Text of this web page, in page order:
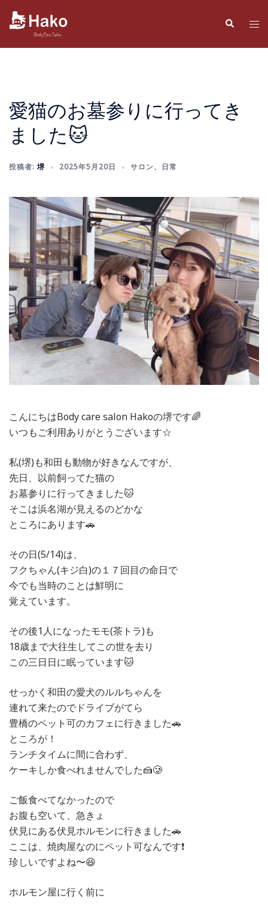
検
索
ト
愛猫のお墓参りに行ってき
ました🐱
投稿者: 堺 2025年5月20日 サロン、 日常
こんにちはBody care salon Hakoの堺です🌈
いつもご利用ありがとうございます☆
私(堺)も和田も動物が好きなんですが、
先日、以前飼ってた猫の
お墓参りに行ってきました🐱
そこは浜名湖が見えるのどかな
ところにあります🚗
その日(5/14)は、
フクちゃん(キジ白)の１７回目の命日で
今でも当時のことは鮮明に
覚えています。
その後1人になったモモ(茶トラ)も
18歳まで大往生してこの世を去り
この三日日に眠っています🐱
せっかく和田の愛犬のルルちゃんを
連れて来たのでドライブがてら
豊橋のペット可のカフェに行きました🚗
ところが！
ランチタイムに間に合わず、
ケーキしか食べれませんでした🍰🥲
ご飯食べてなかったので
お腹も空いて、急きょ
伏見にある伏見ホルモンに行きました🚗
ここは、焼肉屋なのにペット可なんです❗️
珍しいですよね〜😆
ホルモン屋に行く前に